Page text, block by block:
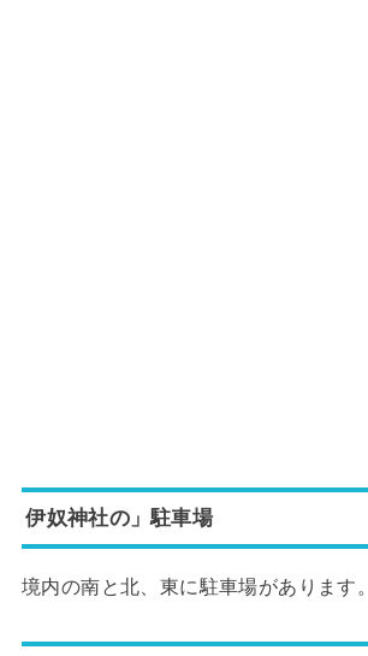
伊奴神社の」駐車場
境内の南と北、東に駐車場があります。